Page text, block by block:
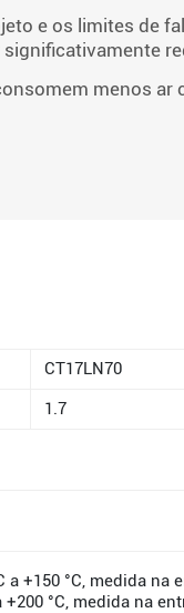
e os limites de
menos ar
CT17LN70
1.7
+150 °C, medida na
°C, medida na